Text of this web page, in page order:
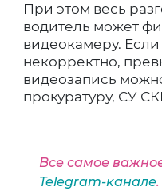
При этом весь
водитель может
видеокамеру. Если
некорректно,
видеозапись
прокуратуру, СУ
Все самое
Telegram-канале.